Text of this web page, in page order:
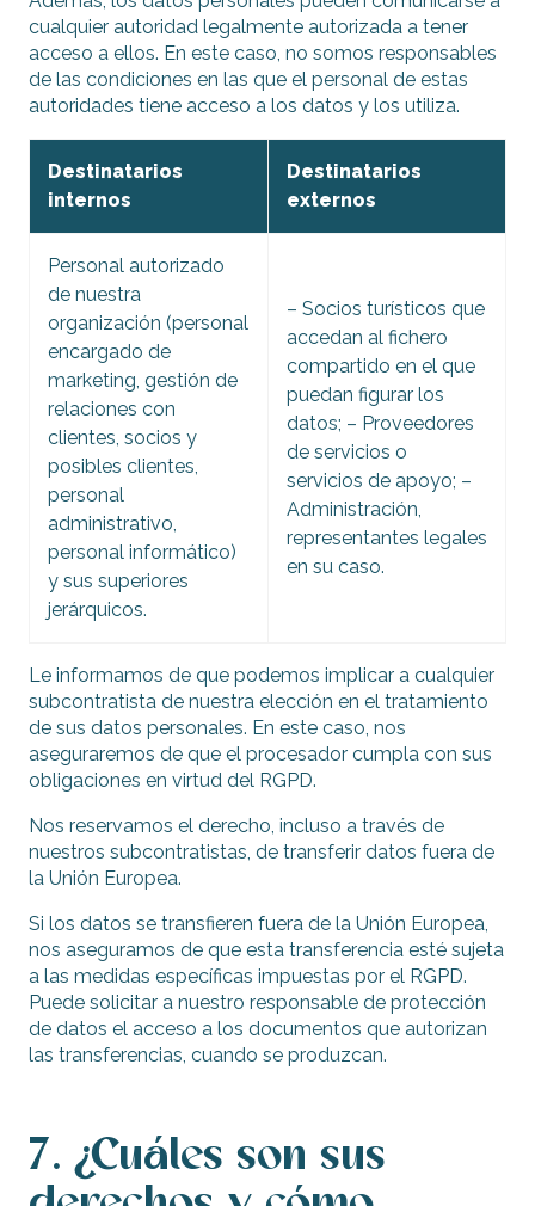
cualquier autoridad legalmente autorizada a tener
acceso a ellos. En este caso, no somos responsables
de las condiciones en las que el personal de estas
autoridades tiene acceso a los datos y los utiliza.
Destinatarios
internos
Destinatarios
externos
Personal autorizado
de nuestra
organización (personal
encargado de
marketing, gestión de
relaciones con
clientes, socios y
posibles clientes,
personal
administrativo,
personal informático)
y sus superiores
jerárquicos.
– Socios turísticos que
accedan al fichero
compartido en el que
puedan figurar los
datos; – Proveedores
de servicios o
servicios de apoyo; –
Administración,
representantes legales
en su caso.
Le informamos de que podemos implicar a cualquier
subcontratista de nuestra elección en el tratamiento
de sus datos personales. En este caso, nos
aseguraremos de que el procesador cumpla con sus
obligaciones en virtud del RGPD.
Nos reservamos el derecho, incluso a través de
nuestros subcontratistas, de transferir datos fuera de
la Unión Europea.
Si los datos se transfieren fuera de la Unión Europea,
nos aseguramos de que esta transferencia esté sujeta
a las medidas específicas impuestas por el RGPD.
Puede solicitar a nuestro responsable de protección
de datos el acceso a los documentos que autorizan
las transferencias, cuando se produzcan.
7. ¿Cuáles son sus